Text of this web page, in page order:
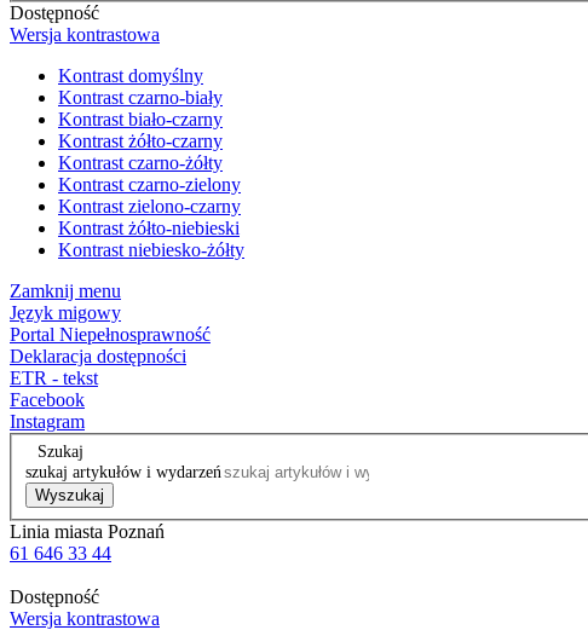
Dostępność
Wersja kontrastowa
Kontrast domyślny
Kontrast czarno-biały
Kontrast biało-czarny
Kontrast żółto-czarny
Kontrast czarno-żółty
Kontrast czarno-zielony
Kontrast zielono-czarny
Kontrast żółto-niebieski
Kontrast niebiesko-żółty
Zamknij menu
Język migowy
Portal Niepełnosprawność
Deklaracja dostępności
ETR - tekst
Facebook
Instagram
Szukaj
szukaj artykułów i wydarzeń
Wyszukaj
Linia miasta Poznań
61 646 33 44
Dostępność
Wersja kontrastowa